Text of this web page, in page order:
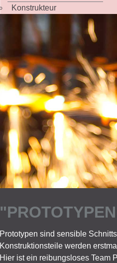
Konstrukteur
Prototypen sind sensible
Konstruktionsteile werden
Hier ist ein reibungsloses Team